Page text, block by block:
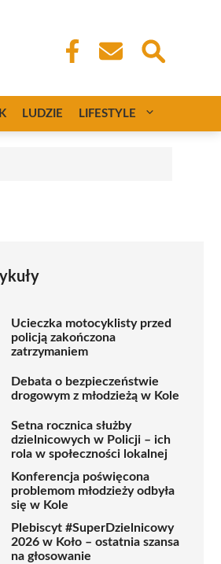
LUDZIE LIFESTYLE
Ucieczka motocyklisty przed
policją zakończona
zatrzymaniem
Debata o bezpieczeństwie
drogowym z młodzieżą w Kole
Setna rocznica służby
dzielnicowych w Policji – ich
rola w społeczności lokalnej
Konferencja poświęcona
problemom młodzieży odbyła
się w Kole
Plebiscyt #SuperDzielnicowy
2026 w Koło – ostatnia szansa
na głosowanie